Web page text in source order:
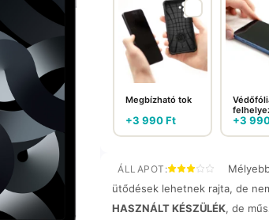
Megbízható tok
+3 990Ft +3
ÁLLAPOT:
ütődések lehetnek rajta, de
HASZNÁLT KÉSZÜLÉK, de